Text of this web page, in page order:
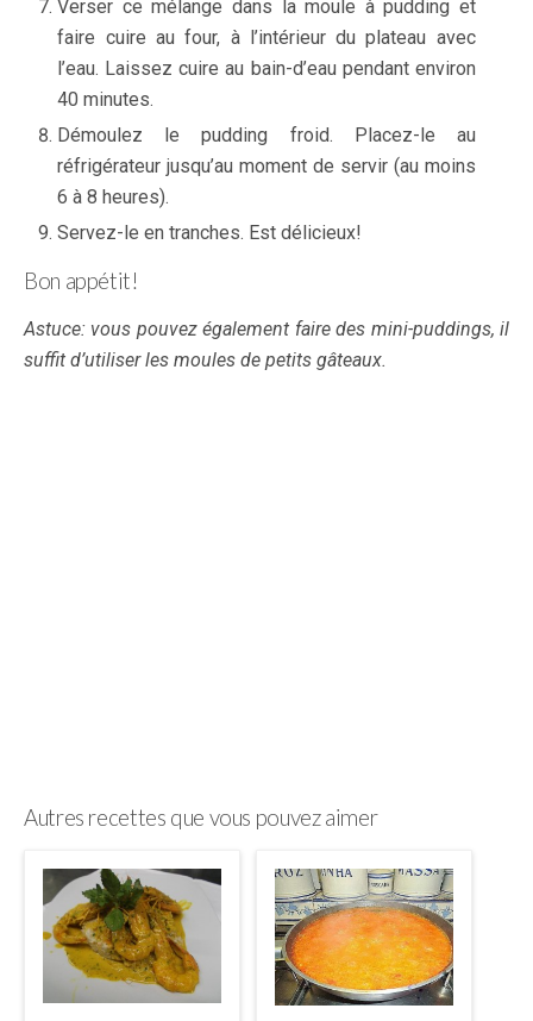
Verser ce mélange dans la moule à pudding et
faire cuire au four, à l’intérieur du plateau avec
l’eau. Laissez cuire au bain-d’eau pendant environ
40 minutes.
Démoulez le pudding froid. Placez-le au
réfrigérateur jusqu’au moment de servir (au moins
6 à 8 heures).
Servez-le en tranches. Est délicieux!
Bon appétit!
Astuce: vous pouvez également faire des mini-puddings, il
suffit d’utiliser les moules de petits gâteaux.
Autres recettes que vous pouvez aimer